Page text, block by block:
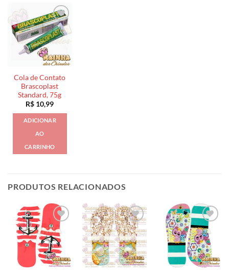
Cola de Contato
Brascoplast
Standard, 75g
R$ 10,99
ADICIONAR
AO
CARRINHO
PRODUTOS RELACIONADOS